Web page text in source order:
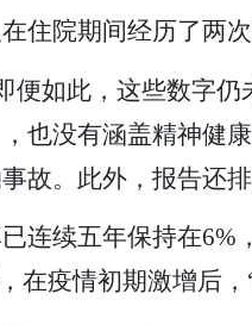
住院期间经历了两次
便如此，这些数字
也没有涵盖精神健
故。此外，报告还
连续五年保持在6%
在疫情初期激增后